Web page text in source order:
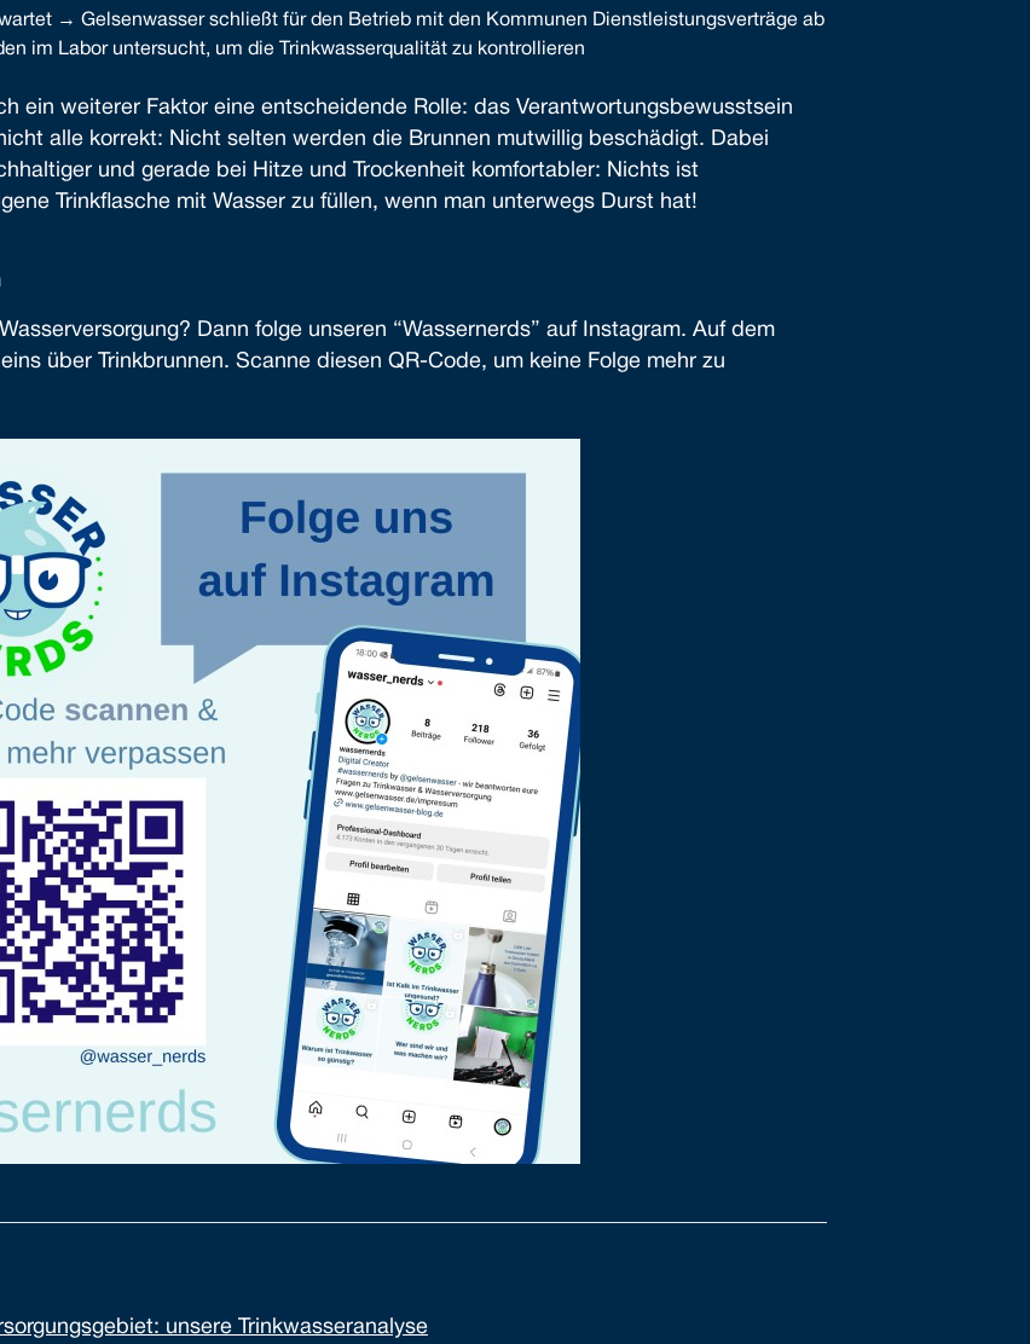
→ Gelsenwasser schließt für den Betrieb mit den Kommunen Dienstleistungsverträge ab
im Labor untersucht, um die Trinkwasserqualität zu kontrollieren
ein weiterer Faktor eine entscheidende Rolle: das Verantwortungsbewusstsein
alle korrekt: Nicht selten werden die Brunnen mutwillig beschädigt. Dabei
und gerade bei Hitze und Trockenheit komfortabler: Nichts ist
Trinkflasche mit Wasser zu füllen, wenn man unterwegs Durst hat!
Dann folge unseren “Wassernerds” auf Instagram. Auf dem
über Trinkbrunnen. Scanne diesen QR-Code, um keine Folge mehr zu
unsere Trinkwasseranalyse